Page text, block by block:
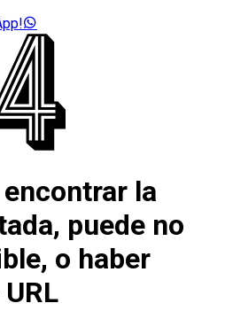
la
puede no
o haber